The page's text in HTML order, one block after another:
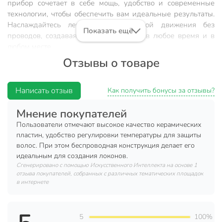
прибор сочетает в себе мощь, удобство и современные
технологии, чтобы обеспечить вам идеальные результаты.
Наслаждайтесь легкостью и свободой движения без
проводов, создавая стильные образы в любое время и в
Керамическое покрытие: обеспечивает равномерное
распределение тепла для бережного выпрямления
Индикатор работы: позволяет легко контролировать
процесс и быть уверенным в безопасности
использования.
Три режима: выбирайте идеальную температуру для
вашего типа волос и создавайте разнообразные
образы.
непослушных волос.
Показать ещё
Отзывы о товаре
Написать отзыв Как получить бонусы за отзывы?
Мнение покупателей
Пользователи отмечают высокое качество керамических
пластин, удобство регулировки температуры для защиты
волос. При этом беспроводная конструкция делает его
идеальным для создания локонов.
Сгенерировано с помощью Искусственного Интеллекта на основе 1
отзыва покупателей, собранных с различных тематических площадок
в интернете
5
100%